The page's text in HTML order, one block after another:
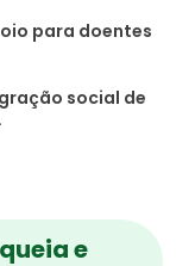
para doentes
social de
e